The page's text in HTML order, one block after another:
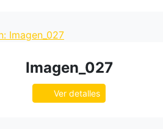
Imagen_027
Ver detalles